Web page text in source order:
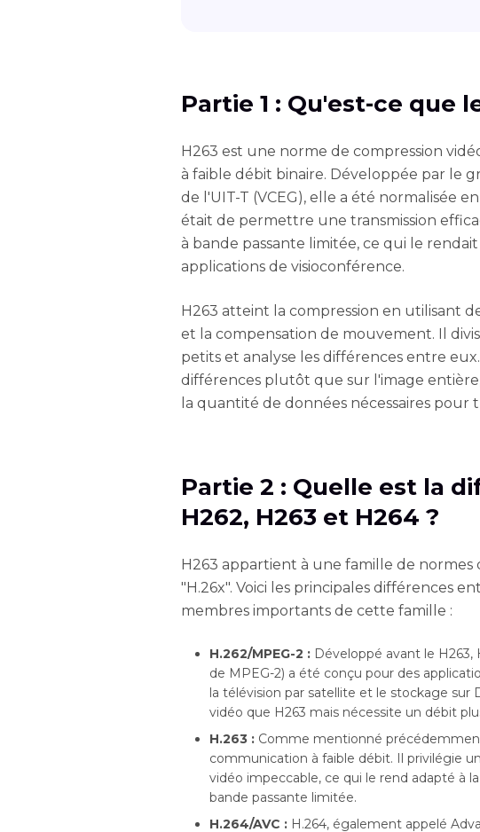
Partie 1 : Qu'est-ce que
H263 est une norme de compression
à faible débit binaire. Développée par le
de l'UIT-T (VCEG), elle a été normalisée
était de permettre une transmission
à bande passante limitée, ce qui le
applications de visioconférence.
H263 atteint la compression en utilisant
et la compensation de mouvement. Il
petits et analyse les différences entre
différences plutôt que sur l'image
la quantité de données nécessaires pour
Partie 2 : Quelle est la
H262, H263 et H264 ?
H263 appartient à une famille de normes
"H.26x". Voici les principales différences
membres importants de cette famille :
H.262/MPEG-2 : Développé avant le
de MPEG-2) a été conçu pour des
la télévision par satellite et le stockage sur
vidéo que H263 mais nécessite un débit
H.263 : Comme mentionné
communication à faible débit. Il privilégie
vidéo impeccable, ce qui le rend adapté à
bande passante limitée.
H.264/AVC : H.264, également appelé